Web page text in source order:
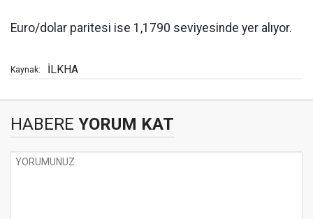
Euro/dolar paritesi ise 1,1790 seviyesinde yer alıyor.
Kaynak: İLKHA
HABERE YORUM KAT